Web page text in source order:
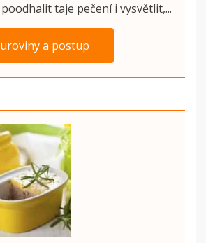
taje pečení i vysvětlit,...
a postup